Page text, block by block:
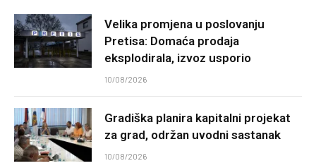
Velika promjena u poslovanju
Pretisa: Domaća prodaja
eksplodirala, izvoz usporio
10/08/2026
Gradiška planira kapitalni projekat
za grad, održan uvodni sastanak
10/08/2026